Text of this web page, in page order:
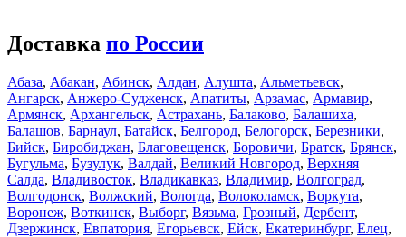
Доставка по России
Абаза, Абакан, Абинск, Алдан, Алушта, Альметьевск,
Ангарск, Анжеро-Судженск, Апатиты, Арзамас, Армавир,
Армянск, Архангельск, Астрахань, Балаково, Балашиха,
Балашов, Барнаул, Батайск, Белгород, Белогорск, Березники,
Бийск, Биробиджан, Благовещенск, Боровичи, Братск, Брянск,
Бугульма, Бузулук, Валдай, Великий Новгород, Верхняя
Салда, Владивосток, Владикавказ, Владимир, Волгоград,
Волгодонск, Волжский, Вологда, Волоколамск, Воркута,
Воронеж, Воткинск, Выборг, Вязьма, Грозный, Дербент,
Дзержинск, Евпатория, Егорьевск, Ейск, Екатеринбург, Елец,